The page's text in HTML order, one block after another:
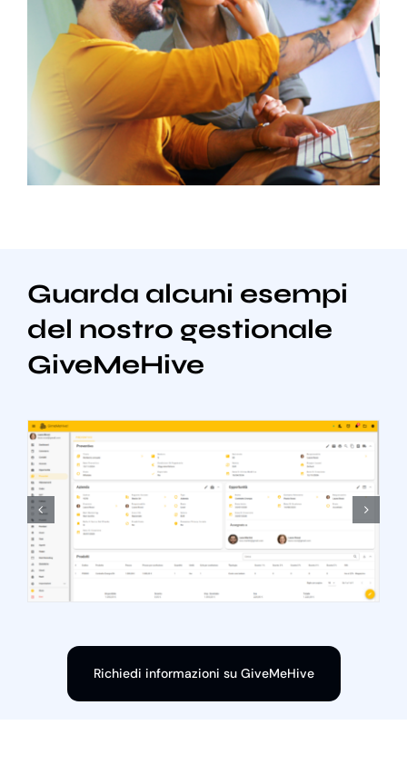
Guarda alcuni esempi
del nostro gestionale
GiveMeHive
Richiedi informazioni su GiveMeHive